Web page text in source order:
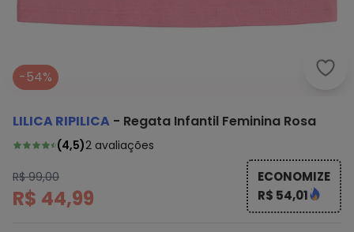
-54%
LILICA RIPILICA - Regata Infantil Feminina Rosa
(4,5)2 avaliações
R$ 99,00
R$ 44,99
ECONOMIZE
R$ 54,01